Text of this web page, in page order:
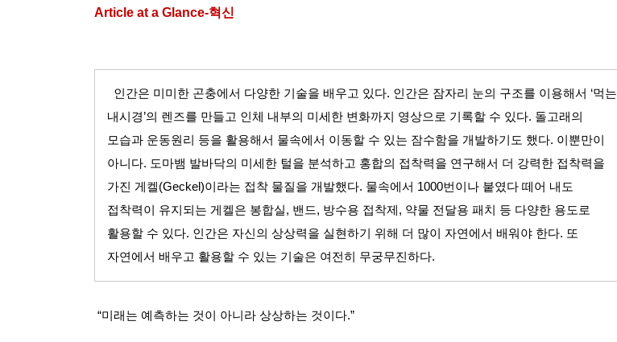
Article at a Glance-혁신
인간은 미미한 곤충에서 다양한 기술을 배우고 있다. 인간은 잠자리 눈의 구조를 이용해서 ‘먹는
내시경’의 렌즈를 만들고 인체 내부의 미세한 변화까지 영상으로 기록할 수 있다. 돌고래의
모습과 운동원리 등을 활용해서 물속에서 이동할 수 있는 잠수함을 개발하기도 했다. 이뿐만이
아니다. 도마뱀 발바닥의 미세한 털을 분석하고 홍합의 접착력을 연구해서 더 강력한 접착력을
가진 게켈(Geckel)이라는 접착 물질을 개발했다. 물속에서 1000번이나 붙였다 떼어 내도
접착력이 유지되는 게켈은 봉합실, 밴드, 방수용 접착제 , 약물 전달용 패치 등 다양한 용도로
활용할 수 있다. 인간은 자신의 상상력을 실현하기 위해 더 많이 자연에서 배워야 한다. 또
자연에서 배우고 활용할 수 있는 기술은 여전히 무궁무진하다.
“미래는 예측하는 것이 아니라 상상하는 것이다.”